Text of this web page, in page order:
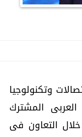
وتكنولوجيا
المشترك
التعاون فى